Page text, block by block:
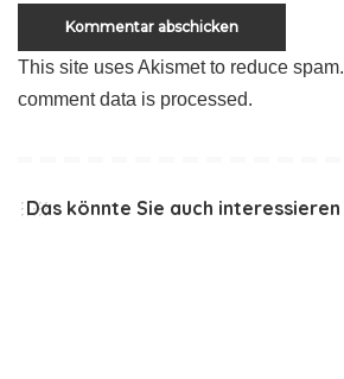
This site uses Akismet to reduce spam.
comment data is processed.
Das könnte Sie auch interessieren